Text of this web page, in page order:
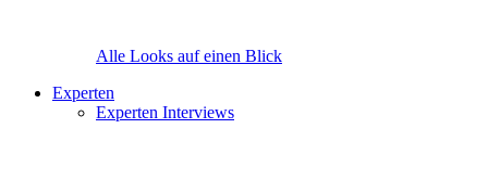
Alle Looks auf einen Blick
Experten
Experten Interviews